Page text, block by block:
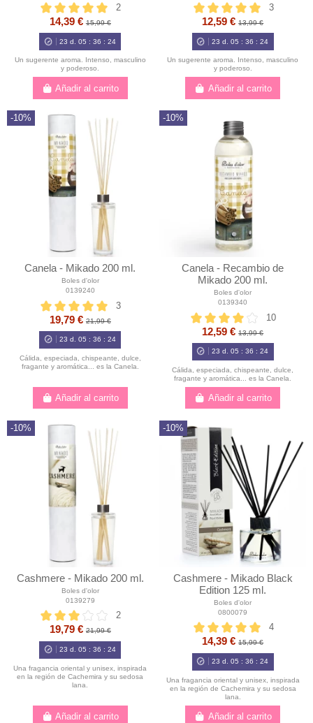
2
14,39 €15,99 €
23 d. 05 : 36 : 23
Un sugerente aroma. Intenso, masculino
y poderoso.
Añadir al carrito
3
12,59 €13,99 €
23 d. 05 : 36 : 23
Un sugerente aroma. Intenso, masculino
y poderoso.
Añadir al carrito
-10%
Canela - Mikado 200 ml.
Boles d'olor
0139240
3
19,79 €21,99 €
23 d. 05 : 36 : 23
Cálida, especiada, chispeante, dulce,
fragante y aromática... es la Canela.
Añadir al carrito
-10%
Canela - Recambio de
Mikado 200 ml.
Boles d'olor
0139340
10
12,59 €13,99 €
23 d. 05 : 36 : 23
Cálida, especiada, chispeante, dulce,
fragante y aromática... es la Canela.
Añadir al carrito
-10%
Cashmere - Mikado 200 ml.
Boles d'olor
0139279
2
19,79 €21,99 €
23 d. 05 : 36 : 23
Una fragancia oriental y unisex, inspirada
en la región de Cachemira y su sedosa
lana.
Añadir al carrito
-10%
Cashmere - Mikado Black
Edition 125 ml.
Boles d'olor
0800079
4
14,39 €15,99 €
23 d. 05 : 36 : 23
Una fragancia oriental y unisex, inspirada
en la región de Cachemira y su sedosa
lana.
Añadir al carrito